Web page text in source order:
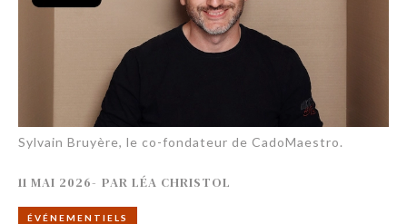
Sylvain Bruyère, le co-fondateur de CadoMaestro.
11 MAI 2026- PAR LÉA CHRISTOL
ÉVÉNEMENTIELS